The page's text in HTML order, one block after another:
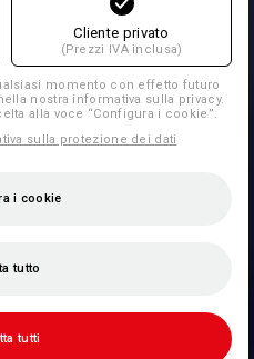
Cliente privato
(Prezzi IVA inclusa)
momento con effetto futuro
nostra informativa sulla privacy.
alla voce “Configura i cookie”.
sulla protezione dei dati
i cookie
tutto
tutti